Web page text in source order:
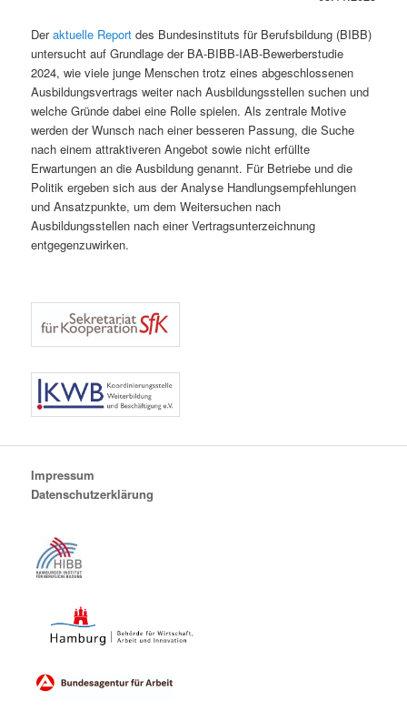
Deraktuelle Report des Bundesinstituts für Berufsbildung (BIBB)
untersucht auf Grundlage der BA-BIBB-IAB-Bewerberstudie
2024, wie viele junge Menschen trotz eines abgeschlossenen
Ausbildungsvertrags weiter nach Ausbildungsstellen suchen und
welche Gründe dabei eine Rolle spielen. Als zentrale Motive
werden der Wunsch nach einer besseren Passung, die Suche
nach einem attraktiveren Angebot sowie nicht erfüllte
Erwartungen an die Ausbildung genannt. Für Betriebe und die
Politik ergeben sich aus der Analyse Handlungsempfehlungen
und Ansatzpunkte, um dem Weitersuchen nach
Ausbildungsstellen nach einer Vertragsunterzeichnung
entgegenzuwirken.
Impressum
Datenschutzerklärung